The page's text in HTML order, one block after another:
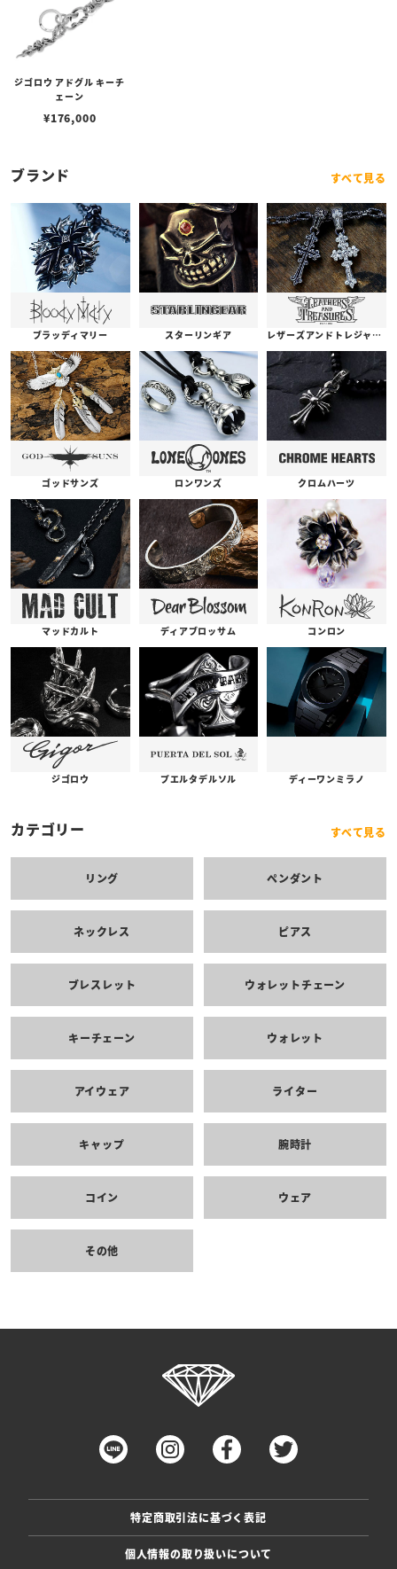
ジゴロウ アドグル キーチ
ェーン
¥176,000
ブランド すべて見る
ブラッディマリー スターリンギア レザーズアンドトレジャーズ
ゴッドサンズ ロンワンズ クロムハーツ
マッドカルト ディアブロッサム コンロン
ジゴロウ プエルタデルソル ディーワンミラノ
カテゴリー すべて見る
リング ペンダント
ネックレス ピアス
ブレスレット ウォレットチェーン
キーチェーン ウォレット
アイウェア ライター
キャップ 腕時計
コイン ウェア
その他
特定商取引法に基づく表記
個人情報の取り扱いについて